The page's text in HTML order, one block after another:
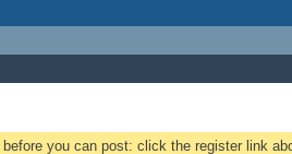
before you can post: click the register link